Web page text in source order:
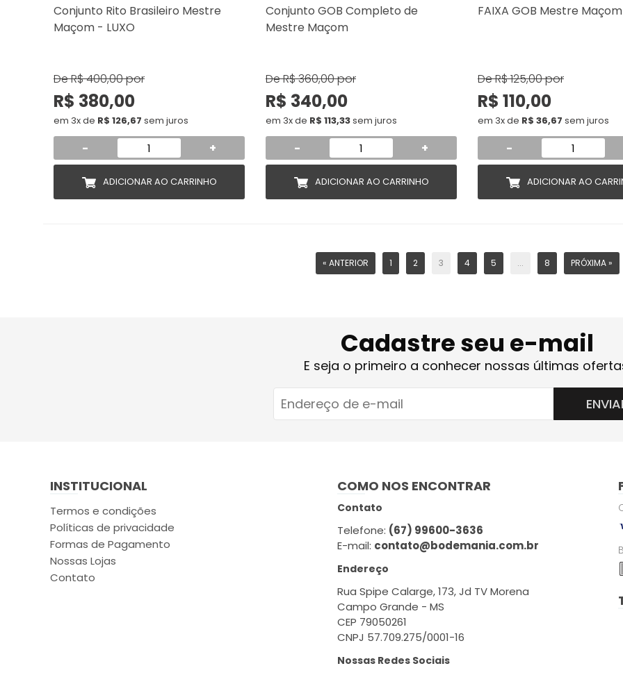
Conjunto Rito Brasileiro Mestre
Maçom - LUXO
DeR$ 400,00por
R$ 380,00
em 3x de R$ 126,67 sem juros
- +
ADICIONAR AO CARRINHO
Conjunto GOB Completo de
Mestre Maçom
DeR$ 360,00por
R$ 340,00
em 3x de R$ 113,33sem juros
- +
ADICIONAR AO CARRINHO
FAIXA GOB Mestre Maçom
DeR$ 125,00por
R$ 110,00
em 3x de R$ 36,67 sem juros
-
ADICIONAR AO
« ANTERIOR 1 2 3 4 5 ... 8 PRÓXIMA »
Cadastre seu e-mail
E seja o primeiro a conhecer nossas últimas
INSTITUCIONAL
Termos e condições
Políticas de privacidade
Formas de Pagamento
Nossas Lojas
Contato
COMO NOS ENCONTRAR
Contato
Telefone: (67) 99600-3636
E-mail: contato@bodemania.com.br
Endereço
Rua Spipe Calarge, 173, Jd TV Morena
Campo Grande - MS
CEP 79050261
CNPJ 57.709.275/0001-16
Nossas Redes Sociais